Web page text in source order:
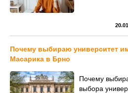
Почему выбираю университет
Масарика в Брно
Почему
выбора